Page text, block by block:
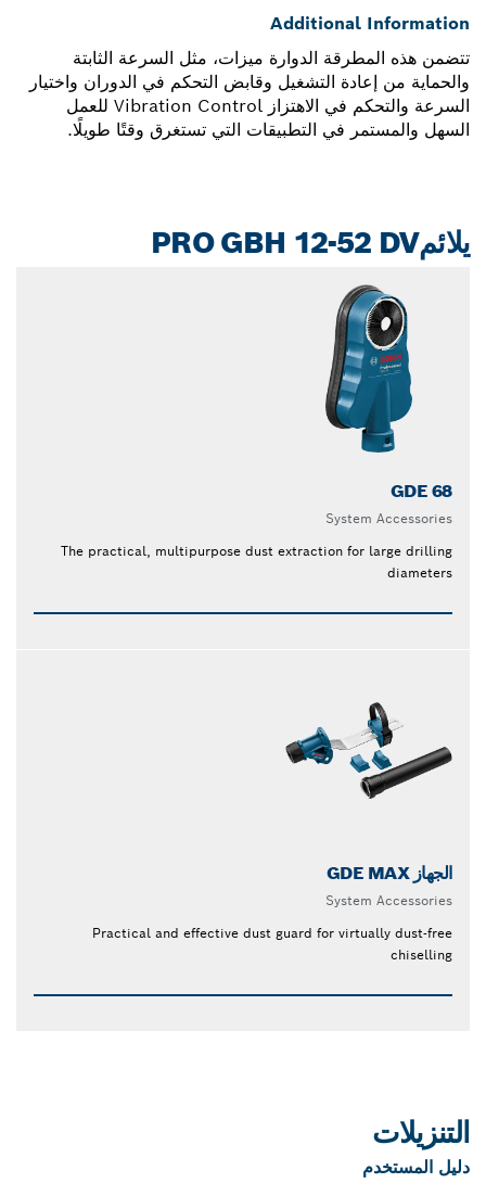
Additional Information
تتضمن هذه المطرقة الدوارة ميزات، مثل السرعة الثابتة
والحماية من إعادة التشغيل وقابض التحكم في الدوران واختيار
السرعة والتحكم في الاهتزاز Vibration Control للعمل
السهل والمستمر في التطبيقات التي تستغرق وقتًا طويلًا.
يلائمPRO GBH 12-52 DV
GDE 68
System Accessories
The practical, multipurpose dust extraction for large drilling
diameters
الجهاز GDE MAX
System Accessories
Practical and effective dust guard for virtually dust-free
chiselling
التنزيلات
دليل المستخدم